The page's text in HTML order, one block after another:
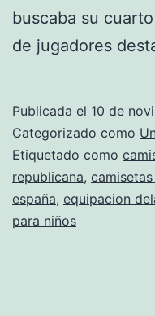
buscaba su
de jugadores
Publicada el 10 de
Categorizado como
Etiquetado como
republicana,
españa, equipacion
para niños